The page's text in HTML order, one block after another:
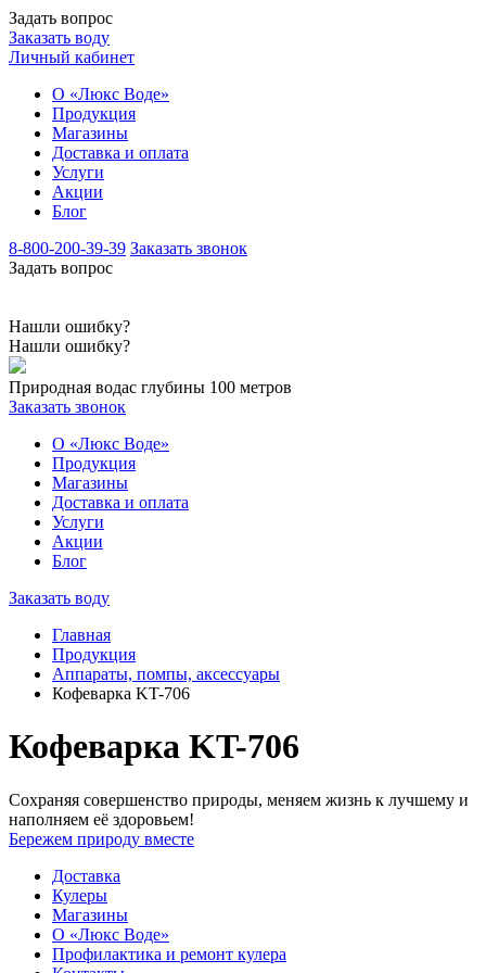
Задать вопрос
Заказать воду
Личный кабинет
О «Люкс Воде»
Продукция
Магазины
Доставка и оплата
Услуги
Акции
Блог
8-800-200-39-39 Заказать звонок
Задать вопрос
Нашли ошибку?
Нашли ошибку?
Природная водас глубины 100 метров
Заказать звонок
О «Люкс Воде»
Продукция
Магазины
Доставка и оплата
Услуги
Акции
Блог
Заказать воду
Главная
Продукция
Аппараты, помпы, аксессуары
Кофеварка KT-706
Кофеварка KT-706
Сохраняя совершенство природы, меняем жизнь к лучшему и
наполняем её здоровьем!
Бережем природу вместе
Доставка
Кулеры
Магазины
О «Люкс Воде»
Профилактика и ремонт кулера